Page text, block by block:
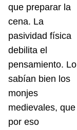
que preparar la
cena. La
pasividad física
debilita el
pensamiento. Lo
sabían bien los
monjes
medievales, que
por eso